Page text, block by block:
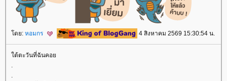
ดย: หอมกร 4 สิงหาคม 2569 15:30:54 น.
ต้ตะวันที่ฉันคอ
.
.